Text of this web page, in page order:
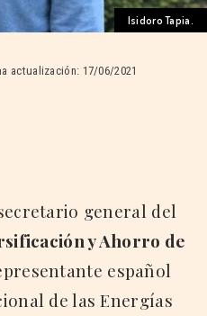
Isidoro Tapia.
actualización: 17/06/2021
general del
y Ahorro de
español
de las Energías